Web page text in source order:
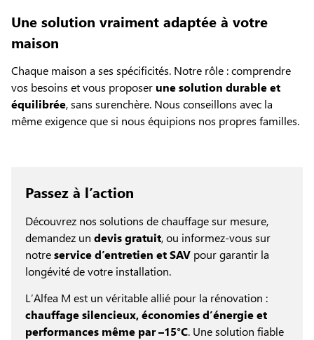
Une solution vraiment adaptée à votre
maison
Chaque maison a ses spécificités. Notre rôle : comprendre
vos besoins et vous proposer une solution durable et
équilibrée, sans surenchère. Nous conseillons avec la
même exigence que si nous équipions nos propres familles.
Passez à l’action
Découvrez nos solutions de chauffage sur mesure,
demandez un devis gratuit, ou informez-vous sur
notreservice d’entretien et SAV pour garantir la
longévité de votre installation.
L’Alfea M est un véritable allié pour la rénovation :
chauffage silencieux, économies d’énergie et
performances même par –15°C. Une solution fiable